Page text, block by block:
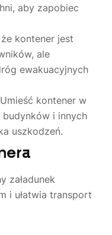
aby zapobiec
kontener jest
ale
ewakuacyjnych
Umieść kontener w
budynków i innych
uszkodzeń.
załadunek
i ułatwia transport